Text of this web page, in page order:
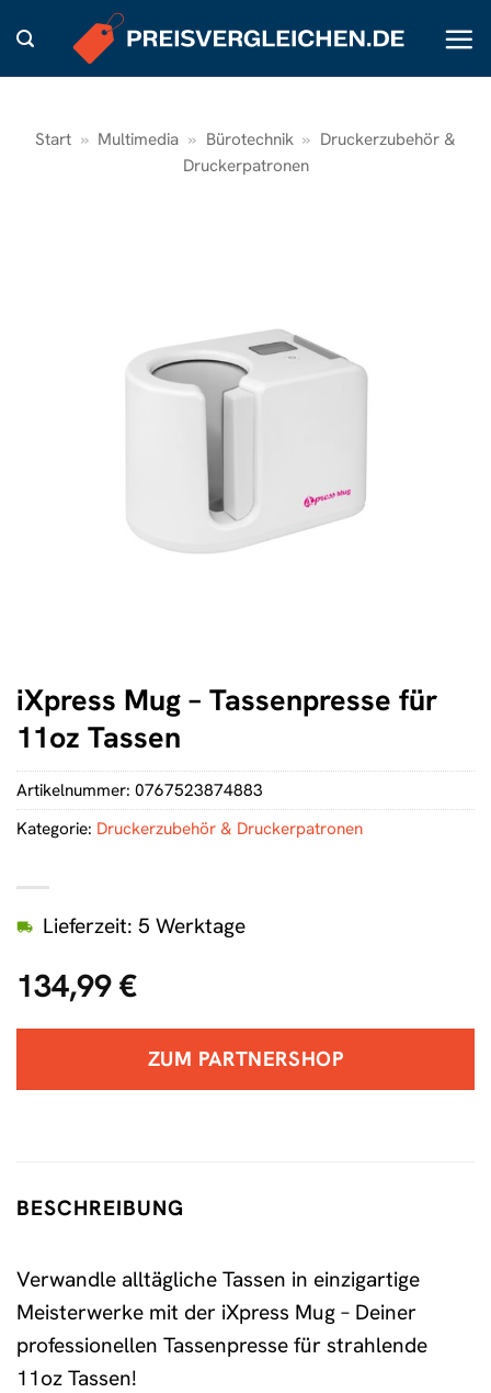
Inhalt
springen
Start » Multimedia » Bürotechnik » Druckerzubehör &
Druckerpatronen
iXpress Mug – Tassenpresse für
11oz Tassen
134,99€
Lieferzeit: 5 Werktage
ZUM PARTNERSHOP
Artikelnummer: 0767523874883
Kategorie: Druckerzubehör & Druckerpatronen
BESCHREIBUNG
Verwandle alltägliche Tassen in einzigartige
Meisterwerke mit der iXpress Mug – Deiner
professionellen Tassenpresse für strahlende
11oz Tassen!